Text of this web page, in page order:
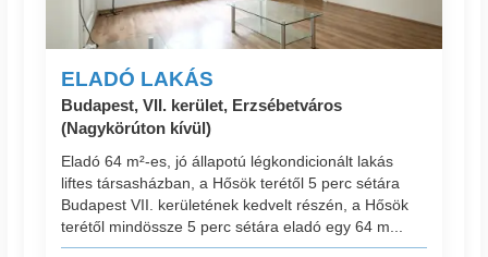
ELADÓ LAKÁS
Budapest, VII. kerület, Erzsébetváros
(Nagykörúton kívül)
Eladó 64 m²-es, jó állapotú légkondicionált lakás
liftes társasházban, a Hősök terétől 5 perc sétára
Budapest VII. kerületének kedvelt részén, a Hősök
terétől mindössze 5 perc sétára eladó egy 64 m...